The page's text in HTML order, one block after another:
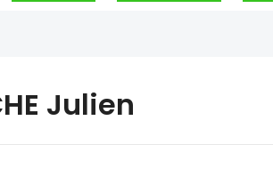
Julien